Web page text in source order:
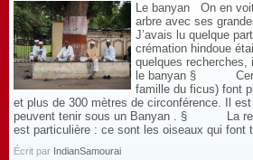
Le banyan On en
arbre avec ses
J’avais lu quelque
crémation hindoue
quelques
le banyan §
famille du ficus) font
et plus de 300 mètres de circonférence. Il
peuvent tenir sous un Banyan . § La
est particulière : ce sont les oiseaux qui font
Écrit par IndianSamourai